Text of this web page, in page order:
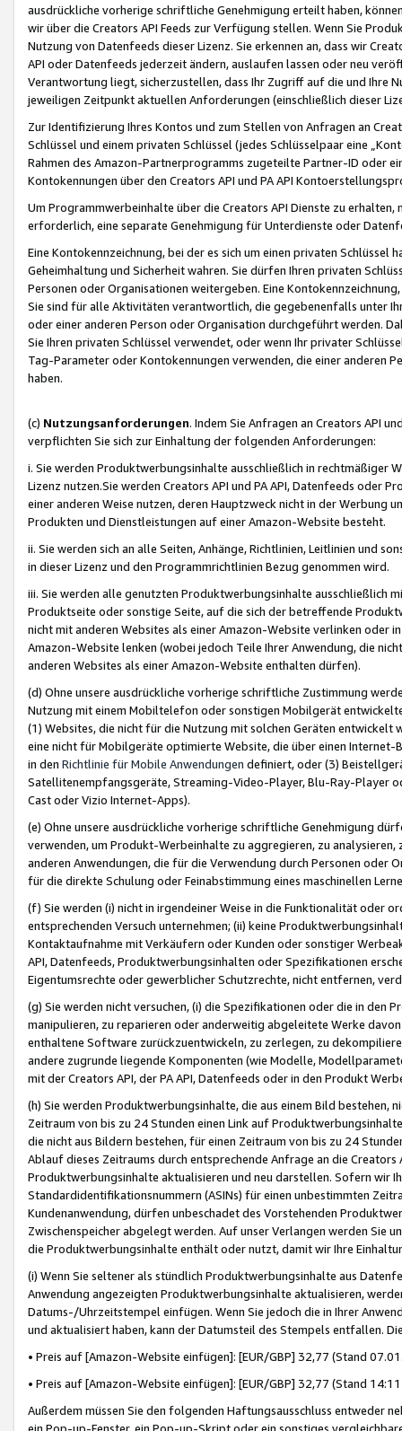
ausdrückliche vorherige schriftliche Genehmigung erteilt haben,
wir über die Creators API Feeds zur Verfügung stellen. Wenn Sie
Nutzung von Datenfeeds dieser Lizenz. Sie erkennen an, dass wir
API oder Datenfeeds jederzeit ändern, auslaufen lassen oder neu
Verantwortung liegt, sicherzustellen, dass Ihr Zugriff auf die und Ihre
jeweiligen Zeitpunkt aktuellen Anforderungen (einschließlich dieser
Zur Identifizierung Ihres Kontos und zum Stellen von Anfragen an
Schlüssel und einem privaten Schlüssel (jedes Schlüsselpaar eine
Rahmen des Amazon-Partnerprogramms zugeteilte Partner-ID oder
Kontokennungen über den Creators API und PA API
Um Programmwerbeinhalte über die Creators API Dienste zu
erforderlich, eine separate Genehmigung für Unterdienste oder
Eine Kontokennzeichnung, bei der es sich um einen privaten
Geheimhaltung und Sicherheit wahren. Sie dürfen Ihren privaten
Personen oder Organisationen weitergeben. Eine
Sie sind für alle Aktivitäten verantwortlich, die gegebenenfalls unter
oder einer anderen Person oder Organisation durchgeführt werden.
Sie Ihren privaten Schlüssel verwendet, oder wenn Ihr privater
Tag-Parameter oder Kontokennungen verwenden, die einer anderen
haben.
(c) Nutzungsanforderungen. Indem Sie Anfragen an Creators API
verpflichten Sie sich zur Einhaltung der folgenden Anforderungen:
i. Sie werden Produktwerbungsinhalte ausschließlich in rechtmäßiger
Lizenz nutzen.Sie werden Creators API und PA API, Datenfeeds oder
einer anderen Weise nutzen, deren Hauptzweck nicht in der Werbung
Produkten und Dienstleistungen auf einer Amazon-Website besteht.
ii. Sie werden sich an alle Seiten, Anhänge, Richtlinien, Leitlinien und
in dieser Lizenz und den Programmrichtlinien Bezug genommen wird.
iii. Sie werden alle genutzten Produktwerbungsinhalte ausschließlich
Produktseite oder sonstige Seite, auf die sich der betreffende
nicht mit anderen Websites als einer Amazon-Website verlinken oder
Amazon-Website lenken (wobei jedoch Teile Ihrer Anwendung, die
anderen Websites als einer Amazon-Website enthalten dürfen).
(d) Ohne unsere ausdrückliche vorherige schriftliche Zustimmung
Nutzung mit einem Mobiltelefon oder sonstigen Mobilgerät
(1) Websites, die nicht für die Nutzung mit solchen Geräten
eine nicht für Mobilgeräte optimierte Website, die über einen
in den Richtlinie für Mobile Anwendungen definiert, oder (3)
Satellitenempfangsgeräte, Streaming-Video-Player, Blu-Ray-Player
Cast oder Vizio Internet-Apps).
(e) Ohne unsere ausdrückliche vorherige schriftliche Genehmigung
verwenden, um Produkt-Werbeinhalte zu aggregieren, zu
anderen Anwendungen, die für die Verwendung durch Personen
für die direkte Schulung oder Feinabstimmung eines maschinellen
(f) Sie werden (i) nicht in irgendeiner Weise in die Funktionalität oder
entsprechenden Versuch unternehmen; (ii) keine
Kontaktaufnahme mit Verkäufern oder Kunden oder sonstiger
API, Datenfeeds, Produktwerbungsinhalten oder Spezifikationen
Eigentumsrechte oder gewerblicher Schutzrechte, nicht entfernen,
(g) Sie werden nicht versuchen, (i) die Spezifikationen oder die in
manipulieren, zu reparieren oder anderweitig abgeleitete Werke
enthaltene Software zurückzuentwickeln, zu zerlegen, zu
andere zugrunde liegende Komponenten (wie Modelle,
mit der Creators API, der PA API, Datenfeeds oder in den Produkt
(h) Sie werden Produktwerbungsinhalte, die aus einem Bild bestehen,
Zeitraum von bis zu 24 Stunden einen Link auf
die nicht aus Bildern bestehen, für einen Zeitraum von bis zu 24
Ablauf dieses Zeitraums durch entsprechende Anfrage an die
Produktwerbungsinhalte aktualisieren und neu darstellen. Sofern wir
Standardidentifikationsnummern (ASINs) für einen unbestimmten
Kundenanwendung, dürfen unbeschadet des Vorstehenden
Zwischenspeicher abgelegt werden. Auf unser Verlangen werden Sie
die Produktwerbungsinhalte enthält oder nutzt, damit wir Ihre
(i) Wenn Sie seltener als stündlich Produktwerbungsinhalte aus
Anwendung angezeigten Produktwerbungsinhalte aktualisieren,
Datums-/Uhrzeitstempel einfügen. Wenn Sie jedoch die in Ihrer
und aktualisiert haben, kann der Datumsteil des Stempels entfallen.
• Preis auf [Amazon-Website einfügen]: [EUR/GBP] 32,77 (Stand
• Preis auf [Amazon-Website einfügen]: [EUR/GBP] 32,77 (Stand
Außerdem müssen Sie den folgenden Haftungsausschluss entweder
ein Pop-up-Fenster, ein Pop-up-Skript oder ein sonstiges